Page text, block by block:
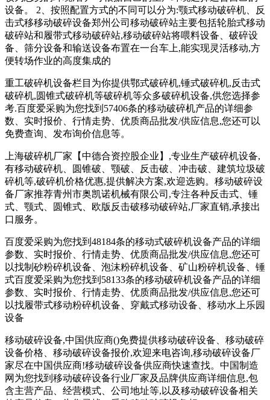
设备。 2、按照配置方式的不同可以分为:颚式移动破碎机、反
击式移移动破碎设备郑州公司移动破碎站主要包括轮胎式移动
破碎站和履带式移动破碎站,移动破碎站将喂料设备、破碎设
备、筛分设备和输送设备布置在一台车上,能实现灵活移动,方
便转场作业的高度集成的
重工破碎机设备栏目为你提供鄂式破碎机,锤式破碎机,反击式
破碎机,圆锥式破碎机等破碎机等众多破碎机设备,供您选择参
考.百度爱采购为您找到57406条的移动破碎机产品的详细参
数、实时报价、行情走势、优质商品批发/供应信息,您还可以
免费查询、发布询价信息等。
上海破碎机厂家【中德合资控股企业】,专业生产破碎机设备,
有移动破碎机、圆锥破、颚破、反击破、冲击破、建筑垃圾破
碎机等,破碎机价格优惠,提供解决方案,欢迎选购。移动破碎设
备厂家推荐青州市奥凯诺机械有限公司,专注各种反击式、锤
式、颚式、圆锥式、欧版反击破移动破碎站,厂家直销,承接出
口服务。
百度爱采购为您找到48184条的移动式破碎机设备产品的详细
参数、实时报价、行情走势、优质商品批发/供应信息,您还可
以找制砂粉碎机设备、泡沫粉碎机设备、矿山粉碎机设备、锤
式百度爱采购为您找到58133条的移动破碎机设备产品的详细
参数、实时报价、行情走势、优质商品批发/供应信息,您还可
以找履带式移动粉碎机设备、穿戴式移动设备、移动水上乐园
设备
移动破碎设备,中国供应商()免费提供移动破碎设备、移动破碎
设备价格、移动破碎设备报价,欢迎来电咨询,移动破碎设备厂
家尽在中国供应商!移动破碎设备供应商快速查找。中国制造
网为您找到移动破碎设备行业厂家及品牌供应商详细信息,包
含主营产品、经营模式、公司地址等,以及移动破碎设备相关